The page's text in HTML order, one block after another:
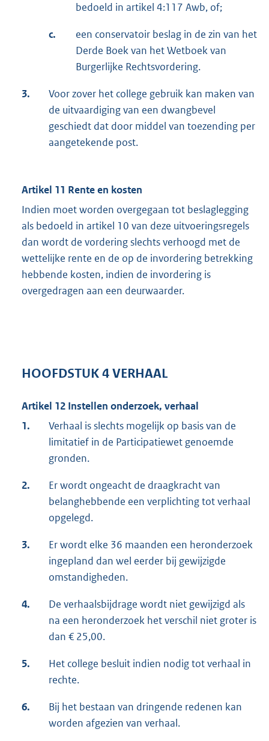
bedoeld in artikel 4:117 Awb, of;
c.
een conservatoir beslag in de zin van het
Derde Boek van het Wetboek van
Burgerlijke Rechtsvordering.
3.
Voor zover het college gebruik kan maken van
de uitvaardiging van een dwangbevel
geschiedt dat door middel van toezending per
aangetekende post.
Artikel 11 Rente en kosten
Indien moet worden overgegaan tot beslaglegging
als bedoeld in artikel 10 van deze uitvoeringsregels
dan wordt de vordering slechts verhoogd met de
wettelijke rente en de op de invordering betrekking
hebbende kosten, indien de invordering is
overgedragen aan een deurwaarder.
HOOFDSTUK 4 VERHAAL
Artikel 12 Instellen onderzoek, verhaal
1.
Verhaal is slechts mogelijk op basis van de
limitatief in de Participatiewet genoemde
gronden.
2.
Er wordt ongeacht de draagkracht van
belanghebbende een verplichting tot verhaal
opgelegd.
3.
Er wordt elke 36 maanden een heronderzoek
ingepland dan wel eerder bij gewijzigde
omstandigheden.
4.
De verhaalsbijdrage wordt niet gewijzigd als
na een heronderzoek het verschil niet groter is
dan € 25,00.
5.
Het college besluit indien nodig tot verhaal in
rechte.
6.
Bij het bestaan van dringende redenen kan
worden afgezien van verhaal.